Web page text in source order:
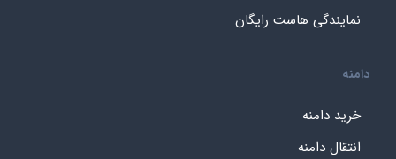
نمایندگی هاست رایگان
دامنه
خرید دامنه
انتقال دامنه